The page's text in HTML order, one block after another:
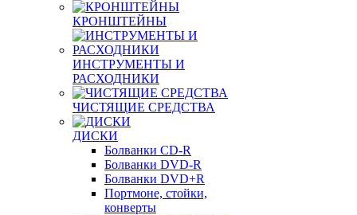
КРОНШТЕЙНЫ
ИНСТРУМЕНТЫ И
РАСХОДНИКИ
ЧИСТЯЩИЕ СРЕДСТВА
ДИСКИ
Болванки CD-R
Болванки DVD-R
Болванки DVD+R
Портмоне, стойки,
конверты